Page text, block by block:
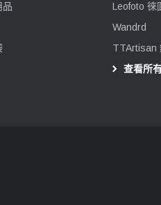
品
Leofoto 徠
Wandrd
TTArtisan
查看所